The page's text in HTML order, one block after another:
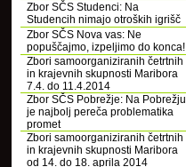
Zbor SČS Studenci: Na
Studencih nimajo otroških igrišč
Zbor SČS Nova vas: Ne
popuščajmo, izpeljimo do konca!
Zbori samoorganiziranih četrtnih
in krajevnih skupnosti Maribora
7.4. do 11.4.2014
Zbor SČS Pobrežje: Na Pobrežju
je najbolj pereča problematika
promet
Zbori samoorganiziranih četrtnih
in krajevnih skupnosti Maribora
od 14. do 18. aprila 2014